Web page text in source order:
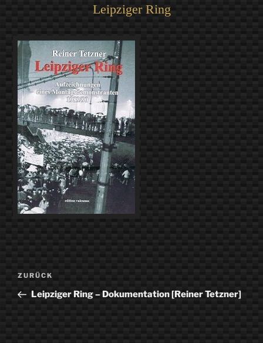
Leipziger Ring
Beitragsnavigation
Vorheriger
Beitrag
ZURÜCK
Leipziger Ring – Dokumentation [Reiner Tetzner]